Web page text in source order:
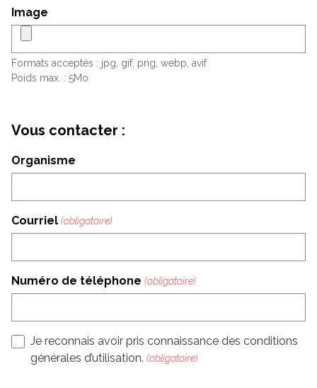
Image
Formats acceptés : jpg, gif, png, webp, avif
Poids max. : 5Mo
Vous contacter :
Organisme
Courriel
Numéro de téléphone
Je reconnais avoir pris connaissance des conditions
générales d’utilisation.